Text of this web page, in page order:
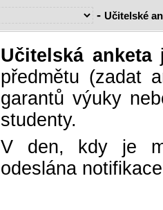
- Učitelské
Učitelská anketa
předmětu (zadat
garantů výuky
studenty.
V den, kdy je
odeslána